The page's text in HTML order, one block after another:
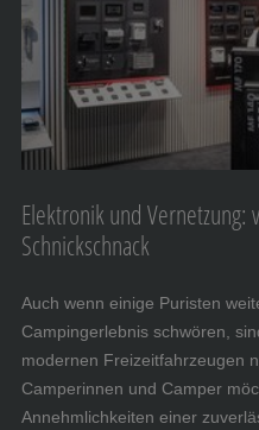
Elektronik und Vernetzung:
Schnickschnack
Auch wenn einige Puristen
Campingerlebnis schwören,
modernen Freizeitfahrzeugen
Camperinnen und Camper
Annehmlichkeiten einer